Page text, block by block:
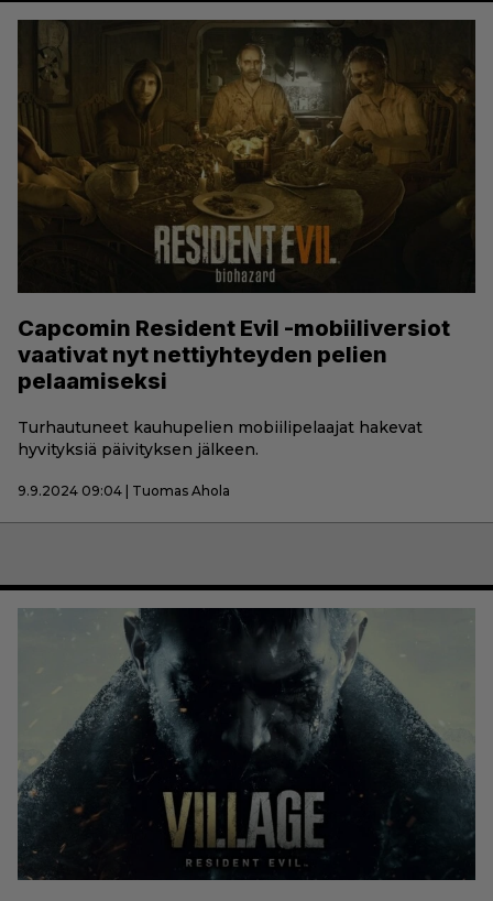
Capcomin Resident Evil -mobiiliversiot
vaativat nyt nettiyhteyden pelien
pelaamiseksi
Turhautuneet kauhupelien mobiilipelaajat hakevat
hyvityksiä päivityksen jälkeen.
9.9.2024 09:04 | Tuomas Ahola